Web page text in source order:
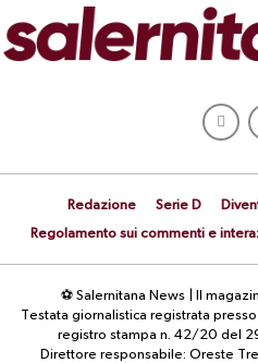
Redazione Serie D
Regolamento sui commenti e
⚽ Salernitana News | Il
Testata giornalistica registrata
registro stampa n. 42/20 del
Direttore responsabile: Oreste